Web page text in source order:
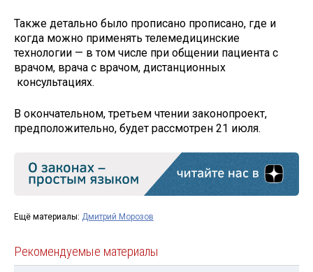
Также детально было прописано прописано, где и
когда можно применять телемедицинские
технологии — в том числе при общении пациента с
врачом, врача с врачом, дистанционных
консультациях.
В окончательном, третьем чтении законопроект,
предположительно, будет рассмотрен 21 июля.
Ещё материалы: Дмитрий Морозов
Рекомендуемые материалы